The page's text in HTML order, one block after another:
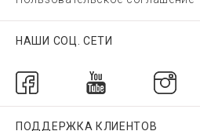
НАШИ СОЦ. СЕТИ
ПОДДЕРЖКА КЛИЕНТОВ